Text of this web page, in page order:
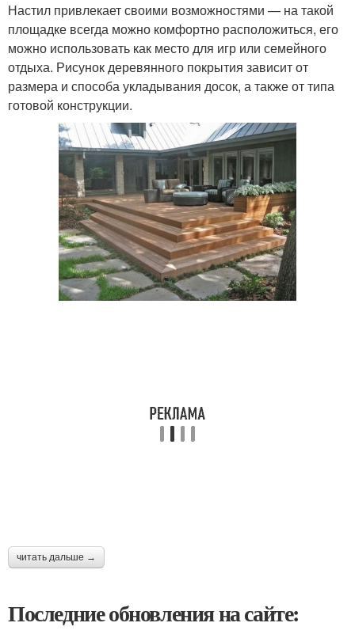
Настил привлекает своими возможностями — на такой
площадке всегда можно комфортно расположиться, его
можно использовать как место для игр или семейного
отдыха. Рисунок деревянного покрытия зависит от
размера и способа укладывания досок, а также от типа
готовой конструкции.
читать дальше →
Последние обновления на сайте: